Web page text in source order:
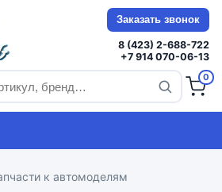
Заказать звонок
8 (423) 2-688-722
+7 914 070-06-13
0
к автомоделям